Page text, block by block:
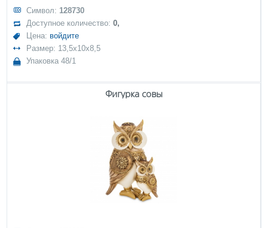
Символ: 128730
Доступное количество:0,
Цена: войдите
Размер: 13,5x10x8,5
Упаковка 48/1
Фигурка совы